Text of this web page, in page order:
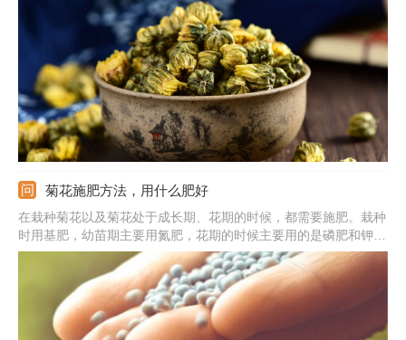
菊花跟胎菊的功效差不多，它性甘、微寒，具有散风热、平肝明
目、消咳止痛的功效。
菊花施肥方法，用什么肥好
在栽种菊花以及菊花处于成长期、花期的时候，都需要施肥。栽种
时用基肥，幼苗期主要用氮肥，花期的时候主要用的是磷肥和钾
肥。基肥可以直接混合在土壤之中，成长期使用的肥料需要注意稀
释，然后施加在土壤的表面；施肥的频率不能太高，半个月一次就
行；肥料的量不能太多。需注意菊花处在休眠期的时候别施肥。